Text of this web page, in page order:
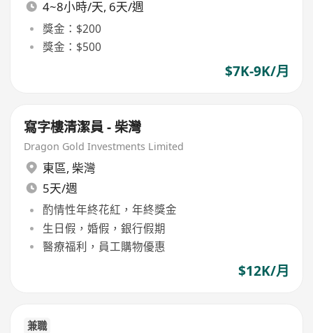
4~8小時/天, 6天/週
獎金：$200
獎金：$500
$7K-9K/月
寫字樓清潔員 - 柴灣
Dragon Gold Investments Limited
東區, 柴灣
5天/週
酌情性年終花紅，年終獎金
生日假，婚假，銀行假期
醫療福利，員工購物優惠
$12K/月
兼職